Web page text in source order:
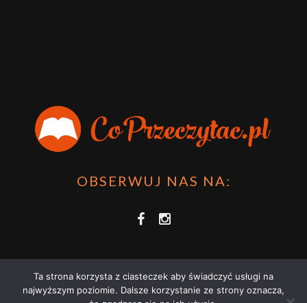
OBSERWUJ NAS NA:
Ta strona korzysta z ciasteczek aby świadczyć usługi na
najwyższym poziomie. Dalsze korzystanie ze strony oznacza,